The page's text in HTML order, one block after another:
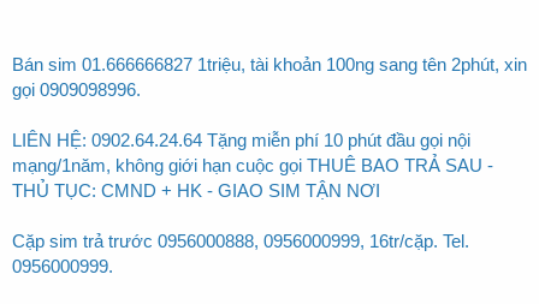
Bán sim 01.666666827 1triệu, tài khoản 100ng sang tên 2phút, xin
gọi 0909098996.
LIÊN HỆ: 0902.64.24.64 Tặng miễn phí 10 phút đầu gọi nội
mạng/1năm, không giới hạn cuộc gọi THUÊ BAO TRẢ SAU -
THỦ TỤC: CMND + HK - GIAO SIM TẬN NƠI
Cặp sim trả trước 0956000888, 0956000999, 16tr/cặp. Tel.
0956000999.